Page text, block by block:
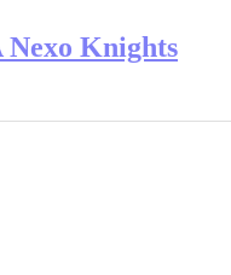
Knights